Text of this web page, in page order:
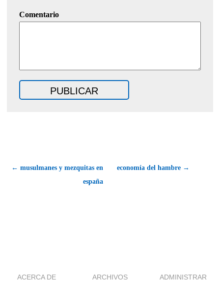
Comentario
← musulmanes y mezquitas en
españa
economía del hambre →
ACERCA DE ARCHIVOS ADMINISTRAR